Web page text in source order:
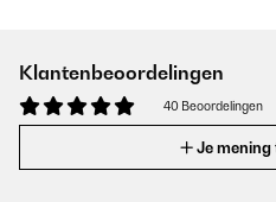
Klantenbeoordelingen
40 Beoordelingen
Je mening